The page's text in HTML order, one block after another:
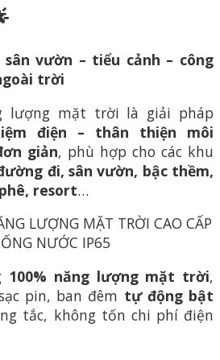
sân vườn – tiểu cảnh – công
trời
lượng mặt trời là giải pháp
điện – thân thiện môi
giản, phù hợp cho các khu
đi, sân vườn, bậc thềm,
resort…
100% năng lượng mặt trời,
pin, ban đêm tự động bật
tắc, không tốn chi phí điện